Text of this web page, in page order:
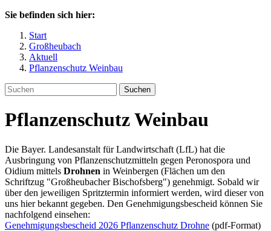
Sie befinden sich hier:
Start
Großheubach
Aktuell
Pflanzenschutz Weinbau
Suchen
Pflanzenschutz Weinbau
Die Bayer. Landesanstalt für Landwirtschaft (LfL) hat die
Ausbringung von Pflanzenschutzmitteln gegen Peronospora und
Oidium mittels Drohnen in Weinbergen (Flächen um den
Schriftzug "Großheubacher Bischofsberg") genehmigt. Sobald wir
über den jeweiligen Spritztermin informiert werden, wird dieser von
uns hier bekannt gegeben. Den Genehmigungsbescheid können Sie
nachfolgend einsehen:
Genehmigungsbescheid 2026 Pflanzenschutz Drohne (pdf-Format)